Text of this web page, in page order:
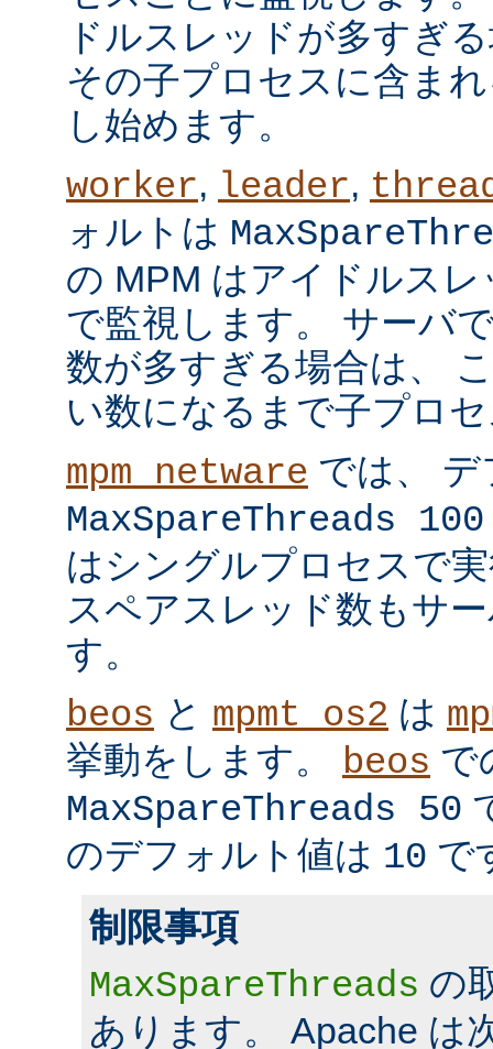
ドルスレッドが多すぎ
その子プロセスに含ま
し始めます。
worker, leader,
ォルトは
の MPM はアイドルス
で監視します。 サーバ
数が多すぎる場合は、
い数になるまで子プロ
mpm_netware では、
MaxSpareThreads 100
はシングルプロセスで
スペアスレッド数もサ
す。
beos と mpmt_os2 は
挙動をします。 beos で
MaxSpareThreads 50
のデフォルト値は 10 で
制限事項
MaxSpareThreads の
あります。 Apache は